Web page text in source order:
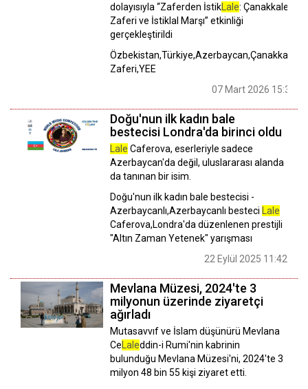
dolayısıyla “Zaferden İstik Lale: Çanakkale
Zaferi ve İstiklal Marşı” etkinliği
gerçekleştirildi
Özbekistan,Türkiye,Azerbaycan,Çanakkale
Zaferi,YEE
07 Mart 2026 15:32
Doğu'nun ilk kadın bale
bestecisi Londra'da birinci oldu
Lale Caferova, eserleriyle sadece
Azerbaycan'da değil, uluslararası alanda
da tanınan bir isim.
Doğu'nun ilk kadın bale bestecisi -
Azerbaycanlı,Azerbaycanlı besteci
Lale
Caferova,Londra'da düzenlenen prestijli
"Altın Zaman Yetenek" yarışması
22 Eylül 2025 11:42
Mevlana Müzesi, 2024'te 3
milyonun üzerinde ziyaretçi
ağırladı
Mutasavvıf ve İslam düşünürü Mevlana
Ce Laleddin-i Rumi'nin kabrinin
bulunduğu Mevlana Müzesi'ni, 2024'te 3
milyon 48 bin 55 kişi ziyaret etti.